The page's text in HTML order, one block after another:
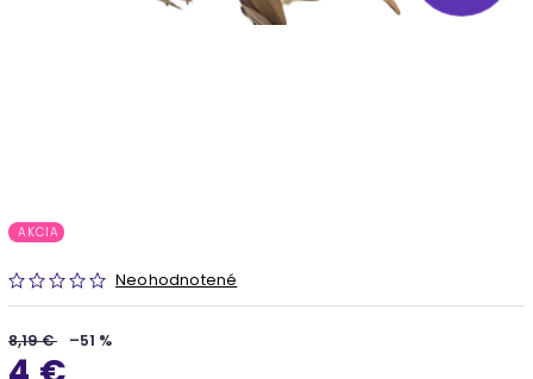
AKCIA
Neohodnotené
8,19 € –51 %